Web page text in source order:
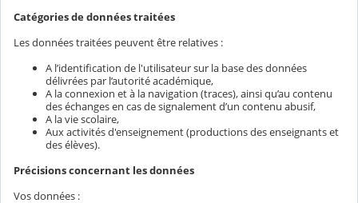
Catégories de données traitées
Les données traitées peuvent être relatives :
A l’identification de l'utilisateur sur la base des données
délivrées par l’autorité académique,
A la connexion et à la navigation (traces), ainsi qu’au contenu
des échanges en cas de signalement d’un contenu abusif,
A la vie scolaire,
Aux activités d'enseignement (productions des enseignants et
des élèves).
Précisions concernant les données
Vos données :